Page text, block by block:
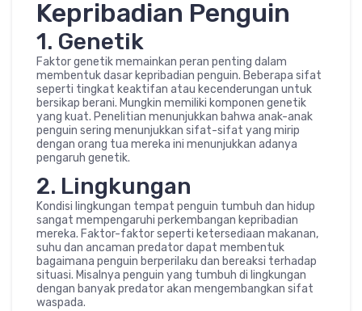
Kepribadian Penguin
1. Genetik
Faktor genetik memainkan peran penting dalam
membentuk dasar kepribadian penguin. Beberapa sifat
seperti tingkat keaktifan atau kecenderungan untuk
bersikap berani. Mungkin memiliki komponen genetik
yang kuat. Penelitian menunjukkan bahwa anak-anak
penguin sering menunjukkan sifat-sifat yang mirip
dengan orang tua mereka ini menunjukkan adanya
pengaruh genetik.
2. Lingkungan
Kondisi lingkungan tempat penguin tumbuh dan hidup
sangat mempengaruhi perkembangan kepribadian
mereka. Faktor-faktor seperti ketersediaan makanan,
suhu dan ancaman predator dapat membentuk
bagaimana penguin berperilaku dan bereaksi terhadap
situasi. Misalnya penguin yang tumbuh di lingkungan
dengan banyak predator akan mengembangkan sifat
waspada.